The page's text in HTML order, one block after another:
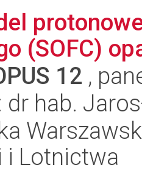
(SOFC)
12 ,
dr hab.
i Lotnictwa